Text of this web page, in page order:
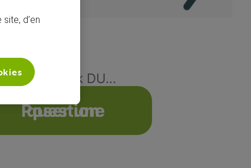
d'un pack DU...
Poser une question
d’en